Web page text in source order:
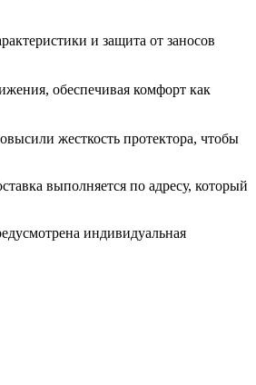
и защита от заносов
обеспечивая комфорт как
жесткость протектора, чтобы
выполняется по адресу, который
индивидуальная